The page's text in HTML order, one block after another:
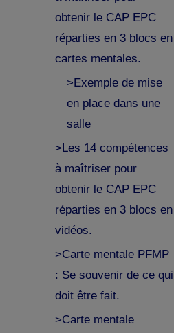
obtenir le CAP EPC
réparties en 3 blocs en
cartes mentales.
>Exemple de mise
en place dans une
salle
>Les 14 compétences
à maîtriser pour
obtenir le CAP EPC
réparties en 3 blocs en
vidéos.
>Carte mentale PFMP
: Se souvenir de ce qui
doit être fait.
>Carte mentale